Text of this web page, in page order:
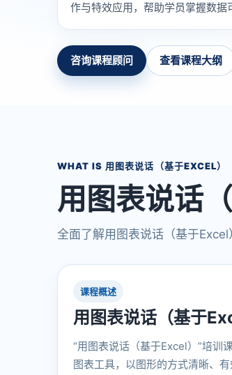
作与特效应用，帮助学员掌握数据
咨询课程顾问 查看课程大纲
WHAT IS 用图表说话（基于EXCEL）
用图表说话
全面了解用图表说话（基于Excel
课程概述
用图表说话（基于
“用图表说话（基于Excel）”培训
图表工具，以图形的方式清晰、